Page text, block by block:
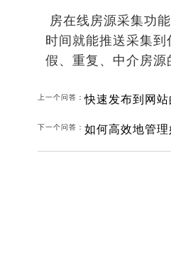
房在线房源采集功
时间就能推送采集
假、重复、中介房源
上一个问答： 快速发布到网
下一个问答： 如何高效地管